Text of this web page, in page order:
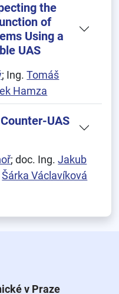
the
of
Using a
UAS
; Ing.Tomáš
Hamza
UAS
; doc. Ing.Jakub
Šárka Václavíková
v Praze